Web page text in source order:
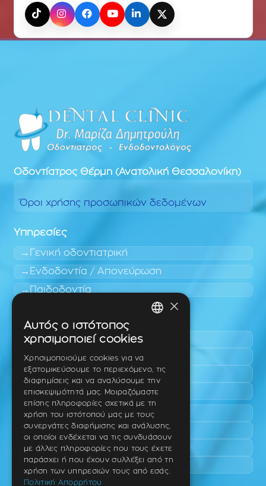
TikTokInstagramFacebookYouTubeLinkedInX (Twitter)
Οδοντίατρος Θέρμη (Ανατολική Θεσσαλονίκη)
Όροι χρήσης προσωπικών δεδομένων
Υπηρεσίες
Γενική οδοντιατρική
Ενδοδοντία / Απονεύρωση
Παιδοδοντία
Περιοχές εύκολης πρόσβασης
Πυλαία
Τριάδι
Νέο Ρύσιο
Επανομή
Περαία
Καλαμαριά
Πανόραμα
Χαριλάου
×
Αυτός ο ιστότοπος
χρησιμοποιεί cookies
Χρησιμοποιούμε cookies για να
εξατομικεύσουμε το περιεχόμενο, τις
διαφημίσεις και να αναλύσουμε την
επισκεψιμότητά μας. Μοιραζόμαστε
επίσης πληροφορίες σχετικά με τη
χρήση του ιστότοπού μας με τους
συνεργάτες διαφήμισης και ανάλυσης,
οι οποίοι ενδέχεται να τις συνδυάσουν
με άλλες πληροφορίες που τους έχετε
παράσχει ή που έχουν συλλέξει από τη
χρήση των υπηρεσιών τους από εσάς.
Πολιτική Απορρήτου